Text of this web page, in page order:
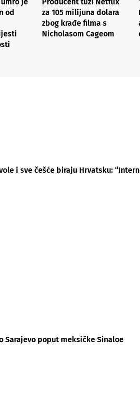
od
za 105 milijuna dolara
zbog krađe filma s
Nicholasom Cageom
i sve češće biraju Hrvatsku:
Sarajevo poput meksičke Sinaloe